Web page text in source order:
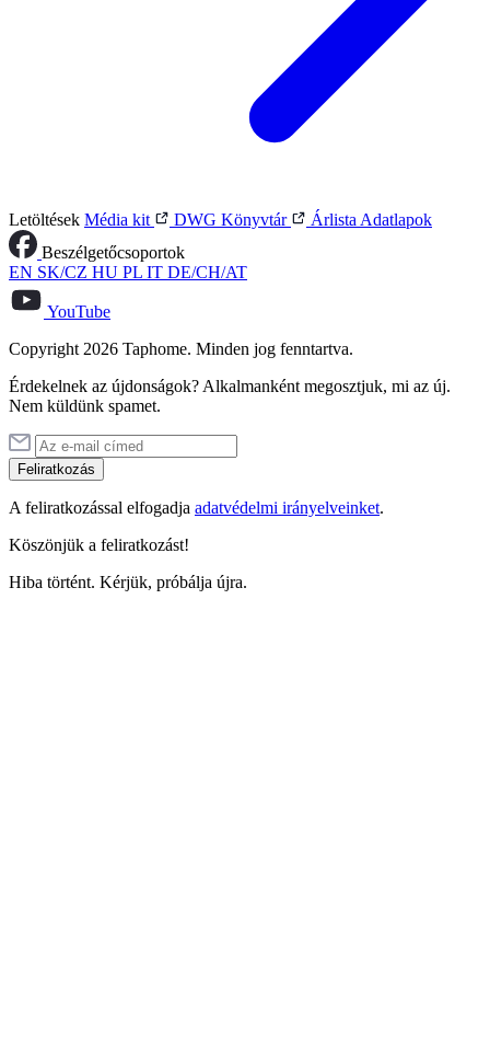
Letöltések Média kit DWG Könyvtár Árlista Adatlapok
Beszélgetőcsoportok
EN SK/CZ HU PL IT DE/CH/AT
YouTube
Copyright 2026 Taphome. Minden jog fenntartva.
Érdekelnek az újdonságok? Alkalmanként megosztjuk, mi az új.
Nem küldünk spamet.
Feliratkozás
A feliratkozással elfogadja adatvédelmi irányelveinket.
Köszönjük a feliratkozást!
Hiba történt. Kérjük, próbálja újra.